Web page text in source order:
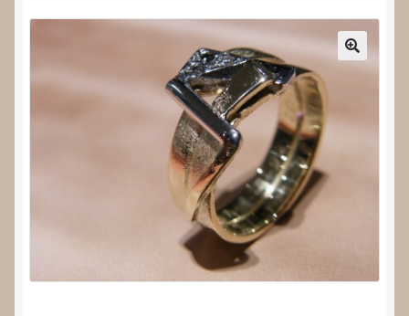
Submenu
uitvouwen